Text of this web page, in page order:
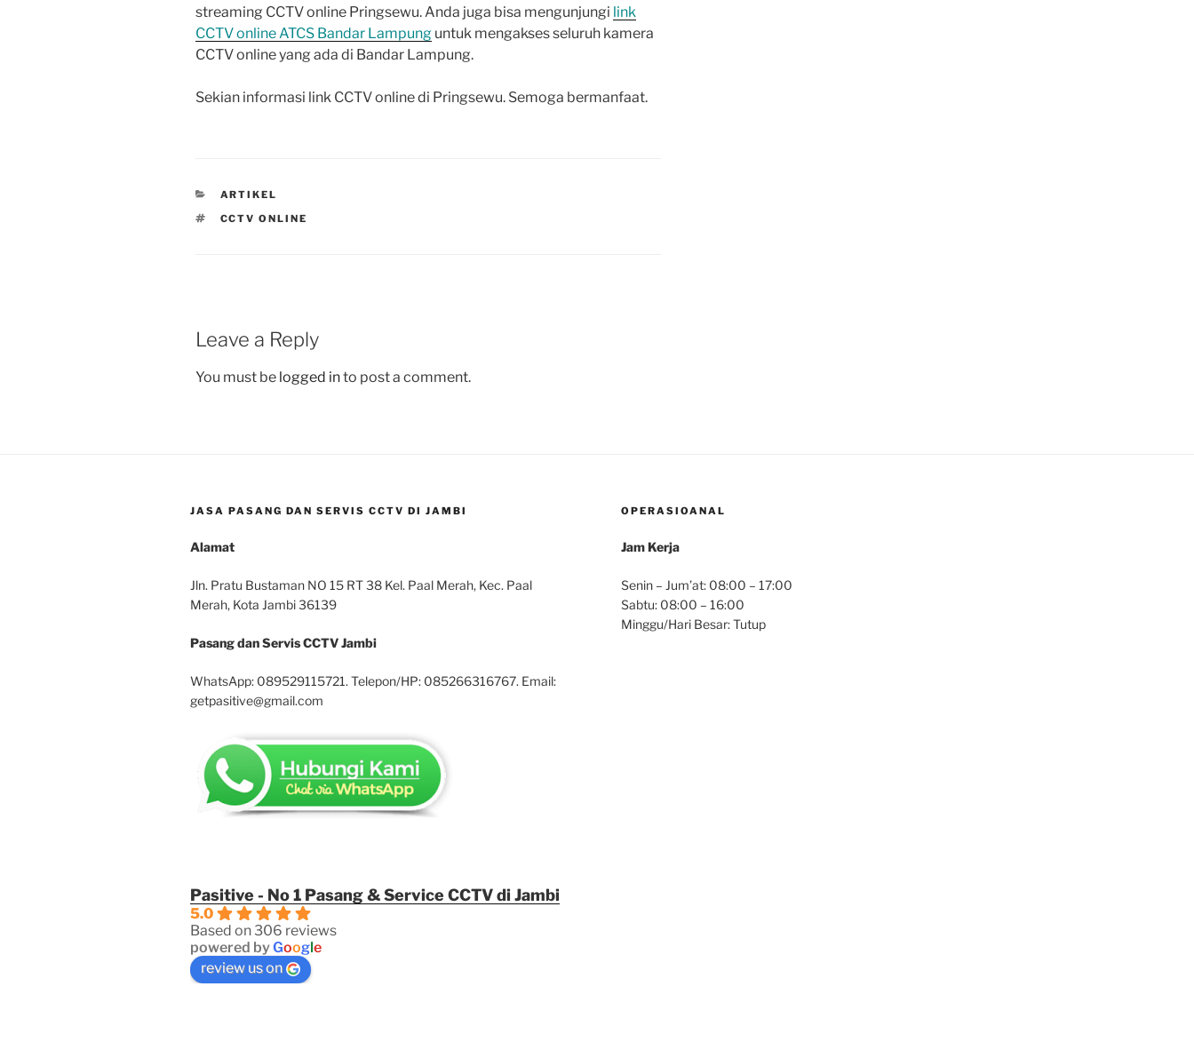
streaming CCTV online Pringsewu. Anda juga bisa mengunjungi link
CCTV online ATCS Bandar Lampung untuk mengakses seluruh kamera
CCTV online yang ada di Bandar Lampung.
Sekian informasi link CCTV online di Pringsewu. Semoga bermanfaat.
CATEGORIES
ARTIKEL
TAGS
CCTV ONLINE
Leave a Reply
You must be logged into post a comment.
JASA PASANG DAN SERVIS CCTV DI JAMBI
Alamat
Jln. Pratu Bustaman NO 15 RT 38 Kel. Paal Merah, Kec. Paal
Merah, Kota Jambi 36139
Pasang dan Servis CCTV Jambi
WhatsApp: 089529115721. Telepon/HP: 085266316767. Email:
getpasitive@gmail.com
Pasitive - No 1 Pasang & Service CCTV di Jambi
5.0
Based on 306 reviews
powered byGoogle
review us on
OPERASIOANAL
Jam Kerja
Senin – Jum’at: 08:00 – 17:00
Sabtu: 08:00 – 16:00
Minggu/Hari Besar: Tutup